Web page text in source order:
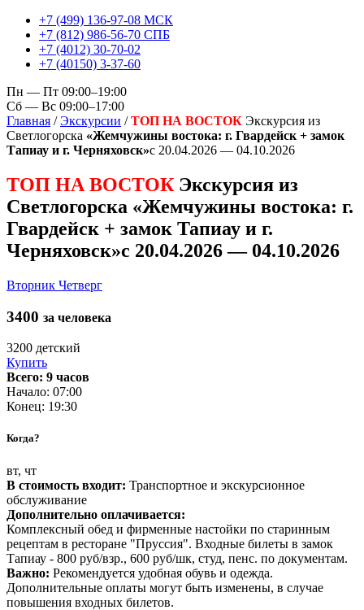
+7 (499) 136-97-08 МСК
+7 (812) 986-56-70 СПБ
+7 (4012) 30-70-02
+7 (40150) 3-37-60
Пн — Пт 09:00–19:00
Сб — Вс 09:00–17:00
Главная /Экскурсии /ТОП НА ВОСТОК Экскурсия из
Светлогорска «Жемчужины востока: г. Гвардейск + замок
Тапиау и г. Черняховск»с 20.04.2026 — 04.10.2026
ТОП НА ВОСТОК Экскурсия из
Светлогорска «Жемчужины востока: г.
Гвардейск + замок Тапиау и г.
Черняховск»с 20.04.2026 — 04.10.2026
Вторник Четверг
3400 за человека
3200 детский
Купить
Всего: 9 часов
Начало: 07:00
Конец: 19:30
Когда?
вт, чт
В стоимость входит: Транспортное и экскурсионное
обслуживание
Дополнительно оплачивается:
Комплексный обед и фирменные настойки по старинным
рецептам в ресторане "Пруссия". Входные билеты в замок
Тапиау - 800 руб/взр., 600 руб/шк, студ, пенс. по документам.
Важно: Рекомендуется удобная обувь и одежда.
Дополнительные оплаты могут быть изменены, в случае
повышения входных билетов.